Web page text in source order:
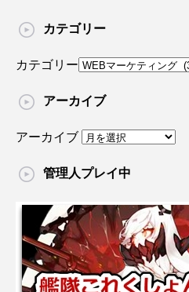
カテゴリー
カテゴリー
アーカイブ
アーカイブ
管理人プレイ中